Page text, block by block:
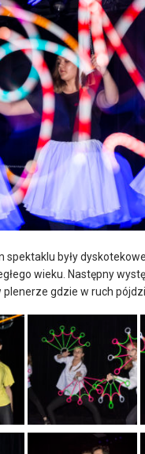
spektaklu były
wieku. Następny
gdzie w ruch